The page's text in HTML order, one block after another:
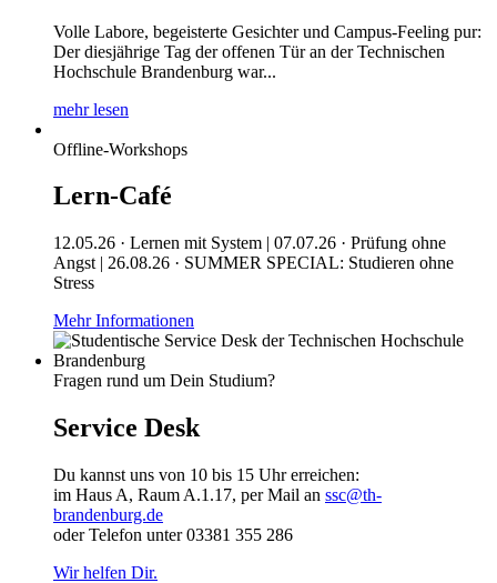
Volle Labore, begeisterte Gesichter und Campus-Feeling pur:
Der diesjährige Tag der offenen Tür an der Technischen
Hochschule Brandenburg war...
mehr lesen
Offline-Workshops
Lern-Café
12.05.26 · Lernen mit System | 07.07.26 · Prüfung ohne
Angst | 26.08.26 · SUMMER SPECIAL: Studieren ohne
Stress
Mehr Informationen
Fragen rund um Dein Studium?
Service Desk
Du kannst uns von 10 bis 15 Uhr erreichen:
im Haus A, Raum A.1.17, per Mail an ssc@th-
brandenburg.de
oder Telefon unter 03381 355 286
Wir helfen Dir.